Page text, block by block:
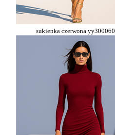
sukienka czerwona yy300060